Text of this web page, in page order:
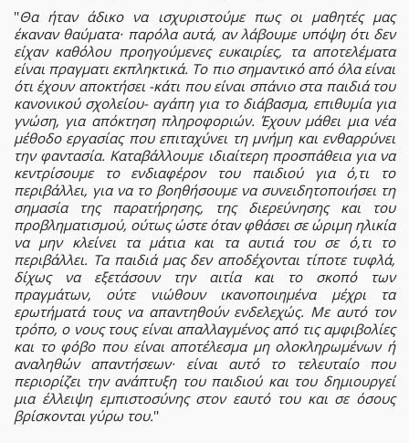
''Θα ήταν άδικο να ισχυριστούμε πως οι μαθητές μας
έκαναν θαύματα· παρόλα αυτά, αν λάβουμε υπόψη ότι δεν
είχαν καθόλου προηγούμενες ευκαιρίες, τα αποτελέματα
είναι πραγματι εκπληκτικά. Το πιο σημαντικό από όλα είναι
ότι έχουν αποκτήσει -κάτι που είναι σπάνιο στα παιδιά του
κανονικού σχολείου- αγάπη για το διάβασμα, επιθυμία για
γνώση, για απόκτηση πληροφοριών. Έχουν μάθει μια νέα
μέθοδο εργασίας που επιταχύνει τη μνήμη και ενθαρρύνει
την φαντασία. Καταβάλλουμε ιδιαίτερη προσπάθεια για να
κεντρίσουμε το ενδιαφέρον του παιδιού για ό,τι το
περιβάλλει, για να το βοηθήσουμε να συνειδητοποιήσει τη
σημασία της παρατήρησης, της διερεύνησης και του
προβληματισμού, ούτως ώστε όταν φθάσει σε ώριμη ηλικία
να μην κλείνει τα μάτια και τα αυτιά του σε ό,τι το
περιβάλλει. Τα παιδιά μας δεν αποδέχονται τίποτε τυφλά,
δίχως να εξετάσουν την αιτία και το σκοπό των
πραγμάτων, ούτε νιώθουν ικανοποιημένα μέχρι τα
ερωτήματά τους να απαντηθούν ενδελεχώς. Με αυτό τον
τρόπο, ο νους τους είναι απαλλαγμένος από τις αμφιβολίες
και το φόβο που είναι αποτέλεσμα μη ολοκληρωμένων ή
αναληθών απαντήσεων· είναι αυτό το τελευταίο που
περιορίζει την ανάπτυξη του παιδιού και του δημιουργεί
μια έλλειψη εμπιστοσύνης στον εαυτό του και σε όσους
βρίσκονται γύρω του.''